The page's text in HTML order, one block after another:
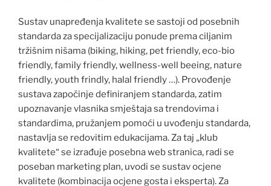
Sustav unapređenja kvalitete se sastoji od posebnih
standarda za specijalizaciju ponude prema ciljanim
tržišnim nišama (biking, hiking, pet friendly, eco-bio
friendly, family friendly, wellness-well beeing, nature
friendly, youth frindly, halal friendly …). Provođenje
sustava započinje definiranjem standarda, zatim
upoznavanje vlasnika smještaja sa trendovima i
standardima, pružanjem pomoći u uvođenju standarda,
nastavlja se redovitim edukacijama. Za taj „klub
kvalitete“ se izrađuje posebna web stranica, radi se
poseban marketing plan, uvodi se sustav ocjene
kvalitete (kombinacija ocjene gosta i eksperta). Za